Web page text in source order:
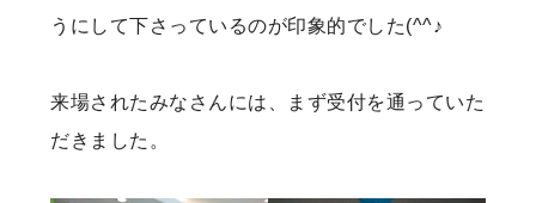
うにして下さっているのが印象的でした(^^♪
来場されたみなさんには、まず受付を通っていた
だきました。